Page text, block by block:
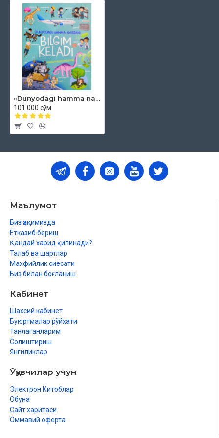
Mashhurlar
O'zbekiston
Yurak va o'pka hujayralari
Miya, mushaklar va suyaklar
Ovqat hazm qilish va sezgi a'zolari
Hayvonot olami
Hasharotlar
«Dunyodagi hamma narsani bilgim keladi» (Birinchi ensiklopediyam)
101 000 сўм
Маълумот
Биз ҳақимизда
Етказиб бериш
Қандай харид қилинади?
Талаб ва шартлар
Махфийлик сиёсати
Биз билан боғланиш
Кабинет
Шахсий кабинет
Буюртмалар рўйхати
Танлаганларим
Солиштириш
Янгиликлар
Ўқувчилар учун
Электрон Китоблар
Обуна
Сайт харитаси
Оммавий оферта